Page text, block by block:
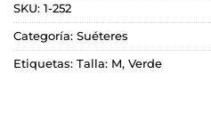
SKU: 1-252
Categoría: Suéteres
Etiquetas: Talla: M, Verde